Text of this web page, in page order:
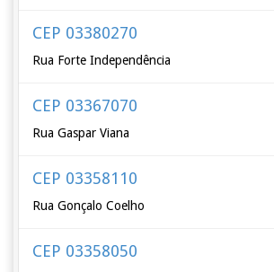
CEP 03380270
Rua Forte Independência
CEP 03367070
Rua Gaspar Viana
CEP 03358110
Rua Gonçalo Coelho
CEP 03358050